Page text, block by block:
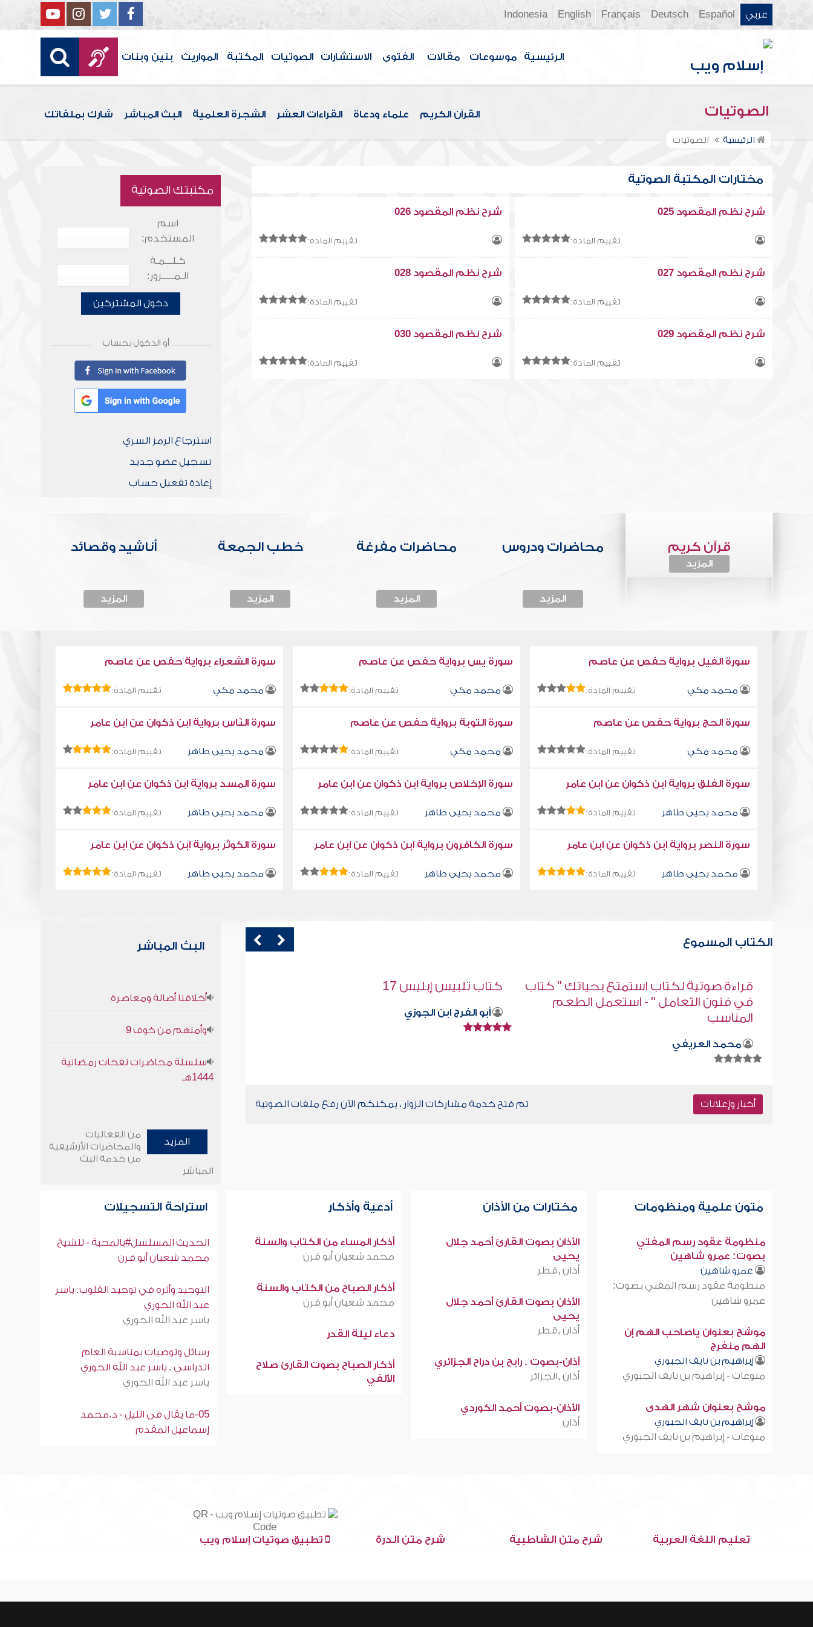
عربي Español
Deutsch
Français
English
Indonesia
الرئيسية موسوعات مقالات الفتوى الاستشارات الصوتيات المكتبة المواريث بنين وبنات
الصوتيات القرآن الكريم علماء ودعاة القراءات العشر الشجرة العلمية البث المباشر شارك بملفاتك
الرئيسية الصوتيات
مختارات المكتبة الصوتية
شرح نظم المقصود 025
تقييم المادة:
شرح نظم المقصود 026
تقييم المادة:
شرح نظم المقصود 027
تقييم المادة:
شرح نظم المقصود 028
تقييم المادة:
شرح نظم المقصود 029
تقييم المادة:
شرح نظم المقصود 030
تقييم المادة:
مكتبتك الصوتية
اسم
المستخدم:
كـلـــمـة
الـمـــــرور:
دخول المشتركين
أو الدخول بحساب
استرجاع الرمز السري
تسجيل عضو جديد
إعادة تفعيل حساب
قرآن كريم
المزيد
محاضرات ودروس
المزيد
محاضرات مفرغة
المزيد
خطب الجمعة
المزيد
أناشيد وقصائد
المزيد
سورة الفيل برواية حفص عن عاصم
محمد مكي تقييم المادة:
سورة يس برواية حفص عن عاصم
محمد مكي تقييم المادة:
سورة الشعراء برواية حفص عن عاصم
محمد مكي تقييم المادة:
سورة الحج برواية حفص عن عاصم
محمد مكي تقييم المادة:
سورة التوبة برواية حفص عن عاصم
محمد مكي تقييم المادة:
سورة النّاس برواية ابن ذكوان عن ابن عامر
محمد يحيى طاهر تقييم المادة:
سورة الفلق برواية ابن ذكوان عن ابن عامر
محمد يحيى طاهر تقييم المادة:
سورة الإخلاص برواية ابن ذكوان عن ابن عامر
محمد يحيى طاهر تقييم المادة:
سورة المسد برواية ابن ذكوان عن ابن عامر
محمد يحيى طاهر تقييم المادة:
سورة النصر برواية ابن ذكوان عن ابن عامر
محمد يحيى طاهر تقييم المادة:
سورة الكافرون برواية ابن ذكوان عن ابن عامر
محمد يحيى طاهر تقييم المادة:
سورة الكوثر برواية ابن ذكوان عن ابن عامر
محمد يحيى طاهر تقييم المادة:
الكتاب المسموع
كتاب تلبيس إبليس 17
أبو الفرج ابن الجوزي
كتاب تلبيس إبليس 36
أبو الفرج ابن الجوزي
في فنون التعامل - الشجاعة
محمد العريفي
أخبار وإعلانات تم فتح خدمة مشاركات الزوار ، يمكنكم الآن رفع ملفات الصوتية
البث المباشر
أخلاقنا أصالة ومعاصرة
وأمنهم من خوف 9
سلسلة محاضرات نفحات رمضانية
1444هـ
المزيد
من الفعاليات
والمحاضرات الأرشيفية
من خدمة البث
المباشر
متون علمية ومنظومات
منظومة عقود رسم المفتي
بصوت: عمرو شاهين
عمرو شاهين
منظومة عقود رسم المفتي بصوت:
عمرو شاهين
موشح بعنوان ياصاحب الهم إن
الهم منفرج
إبراهيم بن نايف الجبوري
منوعات - إبراهيم بن نايف الجبوري
موشح بعنوان شهر الهدى
إبراهيم بن نايف الجبوري
منوعات - إبراهيم بن نايف الجبوري
مختارات من الأذان
الأذان بصوت القارئ أحمد جلال
يحيى
أذان ,قطر
الأذان بصوت القارئ أحمد جلال
يحيى
أذان ,قطر
أذان-بصوت . رابح بن دراح الجزائري
أذان ,الجزائر
الأذان-بصوت أحمد الكوردي
أذان
أدعية وأذكار
أذكار المساء من الكتاب والسنة
محمد شعبان أبو قرن
أذكار الصباح من الكتاب والسنة
محمد شعبان أبو قرن
دعاء ليلة القدر
أذكار الصباح بصوت القارئ صلاح
الألفي
استراحة التسجيلات
الحديث المسلسل#بالمحبة - للشيخ
محمد شعبان أبو قرن
التوحيد وأثره في توحيد القلوب. ياسر
عبد الله الحوري
ياسر عبد الله الحوري
رسائل وتوصيات بمناسبة العام
الدراسي . ياسر عبد الله الحوري
ياسر عبد الله الحوري
05-ما يقال فى الليل - د.محمد
إسماعيل المقدم
تعليم اللغة العربية شرح متن الشاطبية شرح متن الدرة تطبيق صوتيات إسلام ويب